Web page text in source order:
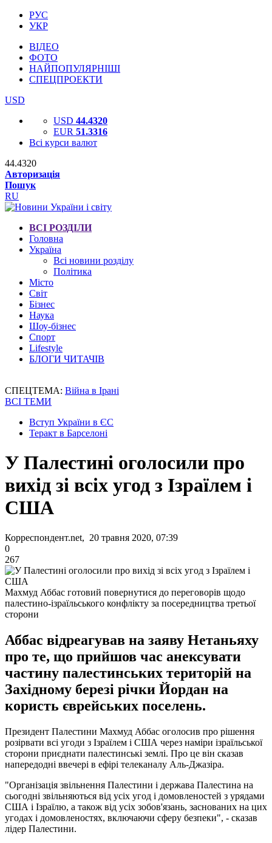
РУС
УКР
ВІДЕО
ФОТО
НАЙПОПУЛЯРНІШІ
СПЕЦПРОЕКТИ
USD
USD 44.4320
EUR 51.3316
Всі курси валют
44.4320
Авторизація
Пошук
RU
ВСІ РОЗДІЛИ
Головна
Україна
Всі новини розділу
Політика
Місто
Світ
Бізнес
Наука
Шоу-бізнес
Спорт
Lifestyle
БЛОГИ ЧИТАЧІВ
СПЕЦТЕМА: Війна в Ірані
ВСІ ТЕМИ
Вступ України в ЄС
Теракт в Барселоні
У Палестині оголосили про
вихід зі всіх угод з Ізраїлем і
США
Корреспондент.net, 20 травня 2020, 07:39
0
267
Махмуд Аббас готовий повернутися до переговорів щодо
палестино-ізраїльського конфлікту за посередництва третьої
сторони
Аббас відреагував на заяву Нетаньяху
про те, що прийшов час анексувати
частину палестинських територій на
Західному березі річки Йордан на
користь єврейських поселень.
Президент Палестини Махмуд Аббас оголосив про рішення
розірвати всі угоди з Ізраїлем і США через наміри ізраїльської
сторони приєднати палестинські землі. Про це він сказав
напередодні ввечері в ефірі телеканалу Аль-Джазіра.
"Організація звільнення Палестини і держава Палестина на
сьогодні звільняються від усіх угод і домовленостей з урядами
США і Ізраїлю, а також від усіх зобов'язань, заснованих на цих
угодах і домовленостях, включаючи сферу безпеки", - сказав
лідер Палестини.